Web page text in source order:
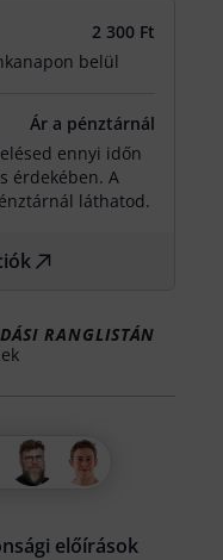
2 300 Ft
belül
Ár a pénztárnál
ennyi időn
érdekében. A
láthatod.
RANGLISTÁN
előírások